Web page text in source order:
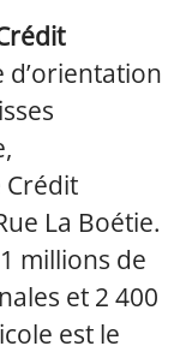
d’orientation
La Boétie.
millions de
et 2 400
est le